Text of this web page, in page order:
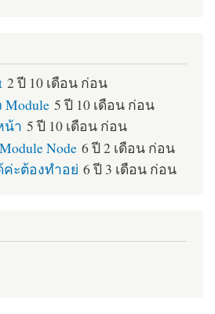
2 ปี 10 เดือน ก่อน
5 ปี 10 เดือน ก่อน
น้า 5 ปี 10 เดือน ก่อน
Node 6 ปี 2 เดือน ก่อน
ค่ะต้องทำอย่ 6 ปี 3 เดือน ก่อน